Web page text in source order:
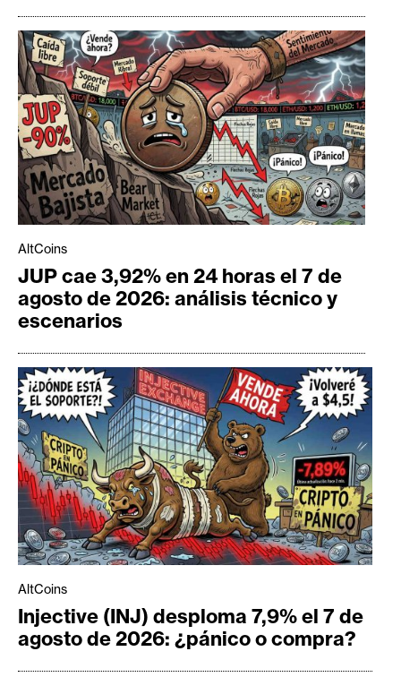
AltCoins
JUP cae 3,92% en 24 horas el 7 de
agosto de 2026: análisis técnico y
escenarios
AltCoins
Injective (INJ) desploma 7,9% el 7 de
agosto de 2026: ¿pánico o compra?